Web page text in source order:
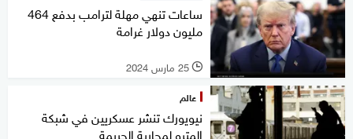
ساعات تنهي مهلة لترامب بدفع 464
مليون دولار غرامة
l 25 مارس 2024
عالم
نيويورك تنشر عسكريين في شبكة
المترو لمحاربة الجريمة